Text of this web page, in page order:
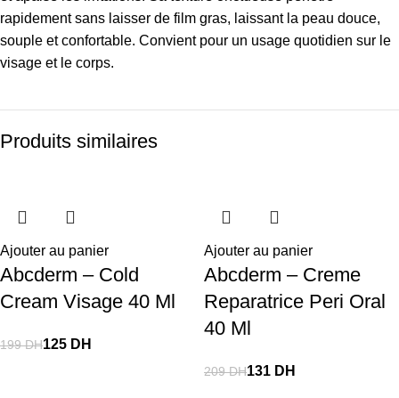
rapidement sans laisser de film gras, laissant la peau douce,
souple et confortable. Convient pour un usage quotidien sur le
visage et le corps.
Produits similaires
Ajouter au panier
Abcderm – Cold
Cream Visage 40 Ml
199DH125 DH
Ajouter au panier
Abcderm – Creme
Reparatrice Peri Oral
40 Ml
209DH131 DH